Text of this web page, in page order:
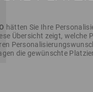
hätten Sie Ihre
Übersicht zeigt, welche
die gewünschte